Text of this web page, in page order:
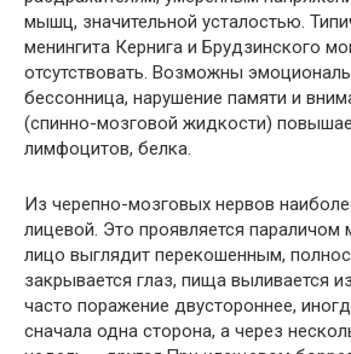
мышц, значительной усталостью.
менингита Кернига и Брудзинского
отсутствовать. Возможны
бессонница, нарушение памяти и
(спинно-мозговой жидкости)
лимфоцитов, белка.
Из черепно-мозговых нервов
лицевой. Это проявляется
лицо выглядит перекошенным,
закрывается глаз, пища выливается
часто поражение двустороннее,
сначала одна сторона, а через